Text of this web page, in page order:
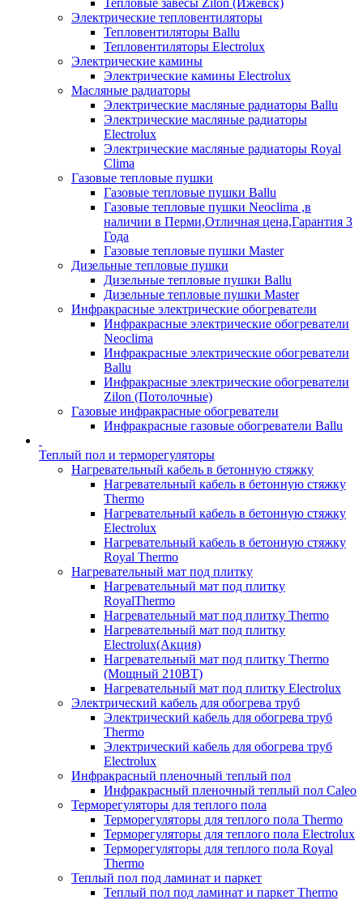
Тепловые завесы Zilon (Ижевск)
Электрические тепловентиляторы
Тепловентиляторы Ballu
Тепловентиляторы Electrolux
Электрические камины
Электрические камины Electrolux
Масляные радиаторы
Электрические масляные радиаторы Ballu
Электрические масляные радиаторы
Electrolux
Электрические масляные радиаторы Royal
Clima
Газовые тепловые пушки
Газовые тепловые пушки Ballu
Газовые тепловые пушки Neoclima ,в
наличии в Перми,Отличная цена,Гарантия 3
Года
Газовые тепловые пушки Master
Дизельные тепловые пушки
Дизельные тепловые пушки Ballu
Дизельные тепловые пушки Master
Инфракрасные электрические обогреватели
Инфракрасные электрические обогреватели
Neoclima
Инфракрасные электрические обогреватели
Ballu
Инфракрасные электрические обогреватели
Zilon (Потолочные)
Газовые инфракрасные обогреватели
Инфракрасные газовые обогреватели Ballu
Теплый пол и терморегуляторы
Нагревательный кабель в бетонную стяжку
Нагревательный кабель в бетонную стяжку
Thermo
Нагревательный кабель в бетонную стяжку
Electrolux
Нагревательный кабель в бетонную стяжку
Royal Thermo
Нагревательный мат под плитку
Нагревательный мат под плитку
RoyalThermo
Нагревательный мат под плитку Thermo
Нагревательный мат под плитку
Electrolux(Акция)
Нагревательный мат под плитку Thermo
(Мощный 210ВТ)
Нагревательный мат под плитку Electrolux
Электрический кабель для обогрева труб
Электрический кабель для обогрева труб
Thermo
Электрический кабель для обогрева труб
Electrolux
Инфракрасный пленочный теплый пол
Инфракрасный пленочный теплый пол Caleo
Терморегуляторы для теплого пола
Терморегуляторы для теплого пола Thermo
Терморегуляторы для теплого пола Electrolux
Терморегуляторы для теплого пола Royal
Thermo
Теплый пол под ламинат и паркет
Теплый пол под ламинат и паркет Thermo